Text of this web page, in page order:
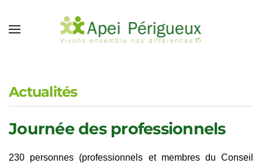
Accéder au contenu principal
Actualités
Journée des professionnels
230 personnes (professionnels et membres du Conseil